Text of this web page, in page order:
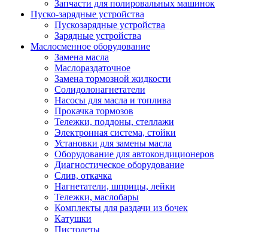
Запчасти для полировальных машинок
Пуско-зарядные устройства
Пускозарядные устройства
Зарядные устройства
Маслосменное оборудование
Замена масла
Маслораздаточное
Замена тормозной жидкости
Солидолонагнетатели
Насосы для масла и топлива
Прокачка тормозов
Тележки, поддоны, стеллажи
Электронная система, стойки
Установки для замены масла
Оборудование для автокондиционеров
Диагностическое оборудование
Слив, откачка
Нагнетатели, шприцы, лейки
Тележки, маслобары
Комплекты для раздачи из бочек
Катушки
Пистолеты